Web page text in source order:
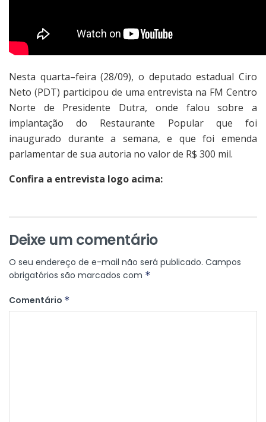
Nesta quarta–feira (28/09), o deputado estadual Ciro
Neto (PDT) participou de uma entrevista na FM Centro
Norte de Presidente Dutra, onde falou sobre a
implantação do Restaurante Popular que foi
inaugurado durante a semana, e que foi emenda
parlamentar de sua autoria no valor de R$ 300 mil.
Confira a entrevista logo acima:
Deixe um comentário
O seu endereço de e-mail não será publicado. Campos
obrigatórios são marcados com *
Comentário *